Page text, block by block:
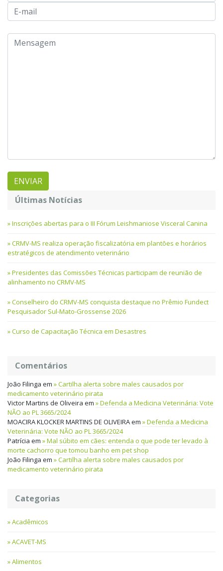
Últimas Notícias
Inscrições abertas para o III Fórum Leishmaniose Visceral Canina
CRMV-MS realiza operação fiscalizatória em plantões e horários
estratégicos de atendimento veterinário
Presidentes das Comissões Técnicas participam de reunião de
alinhamento no CRMV-MS
Conselheiro do CRMV-MS conquista destaque no Prêmio Fundect
Pesquisador Sul-Mato-Grossense 2026
Curso de Capacitação Técnica em Desastres
Comentários
João Filinga em
Cartilha alerta sobre males causados por
medicamento veterinário pirata
Victor Martins de Oliveira em
Defenda a Medicina Veterinária: Vote
NÃO ao PL 3665/2024
MOACIRA KLOCKER MARTINS DE OLIVEIRAem
Defenda a Medicina
Veterinária: Vote NÃO ao PL 3665/2024
Patrícia em
Mal súbito em cães: entenda o que pode ter levado à
morte cachorro que tomou banho em pet shop
João Filinga em
Cartilha alerta sobre males causados por
medicamento veterinário pirata
Categorias
Acadêmicos
ACAVET-MS
Alimentos